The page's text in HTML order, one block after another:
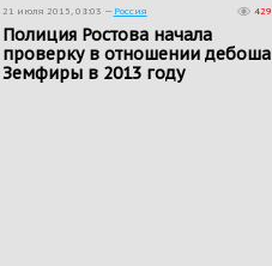
21 июля 2015, 08:03 — Россия 429
Полиция Ростова начала
проверку в отношении дебоша
Земфиры в 2013 году